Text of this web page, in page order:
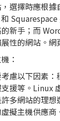
選擇時應根據
新手；而
性的網站。網
：
慮以下因素：
援等。Linux
多網站的理想
擬主機供應商